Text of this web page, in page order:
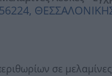
- Επένδυση Σουηδική
σε